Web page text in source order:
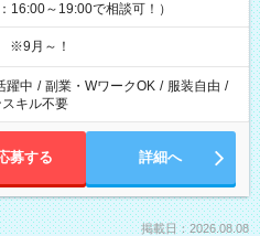
～19:00で相談可！）
※9月～！
躍中 / 副業・WワークOK / 服装自由 /
キル不要
募する 詳細へ
掲載日：2026.08.08